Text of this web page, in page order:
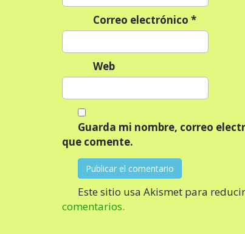
a
d
Correo electrónico *
Web
Guarda mi nombre, correo
que comente.
Este sitio usa Akismet para
comentarios.